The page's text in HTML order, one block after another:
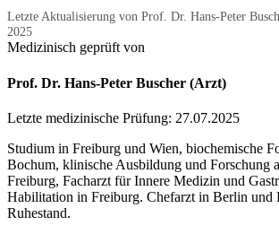
Letzte Aktualisierung von Prof. Dr. Hans-Peter
2025
Medizinisch geprüft von
Prof. Dr. Hans-Peter Buscher (Arzt)
Letzte medizinische Prüfung: 27.07.2025
Studium in Freiburg und Wien, biochemische
Bochum, klinische Ausbildung und Forschung
Freiburg, Facharzt für Innere Medizin und
Habilitation in Freiburg. Chefarzt in Berlin und
Ruhestand.